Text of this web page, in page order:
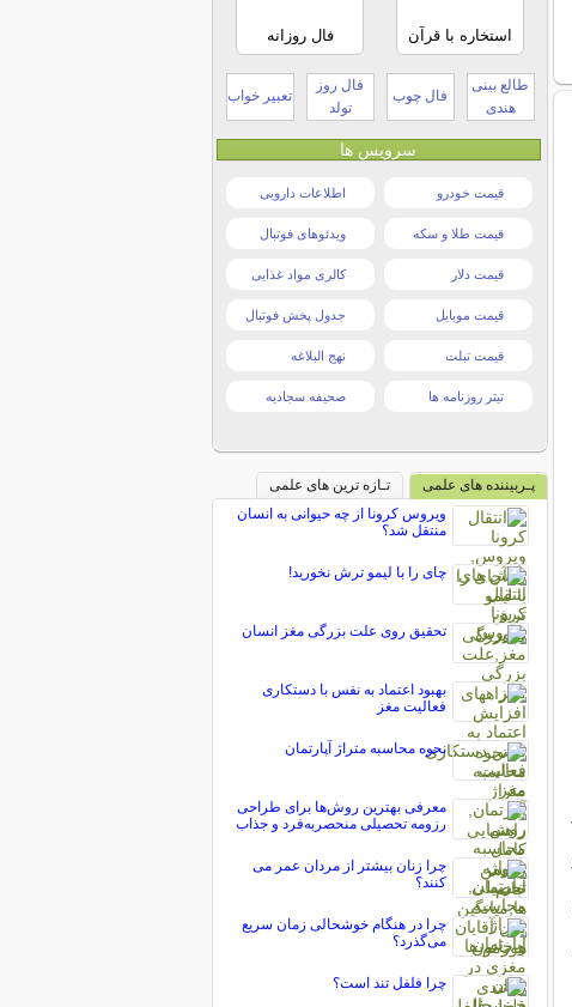
استخاره با قرآن فال روزانه
طالع بینی
هندی
فال چوب
فال روز
تولد
تعبیر خواب
سرویس ها
قیمت خودرو اطلاعات دارویی
قیمت طلا و سکه ویدئوهای فوتبال
قیمت دلار کالری مواد غذایی
قیمت موبایل جدول پخش فوتبال
قیمت تبلت نهج البلاغه
تیتر روزنامه ها صحیفه سجادیه
پـربیننده های علمی
تـازه ترین های علمی
ویروس کرونا از چه حیوانی به انسان
منتقل شد؟
چای را با لیمو ترش نخورید!
تحقیق روی علت بزرگی مغز انسان
بهبود اعتماد به نفس با دستکاری
فعالیت مغز
نحوه محاسبه متراژ آپارتمان
معرفی بهترین روش‌ها برای طراحی
رزومه تحصیلی منحصربه‌فرد و جذاب
چرا زنان بیشتر از مردان عمر می
کنند؟
چرا در هنگام خوشحالی زمان سریع
می‌گذرد؟
چرا فلفل تند است؟